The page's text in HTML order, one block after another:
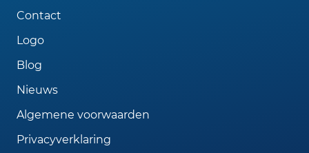
Contact
Logo
Blog
Nieuws
Algemene voorwaarden
Privacyverklaring